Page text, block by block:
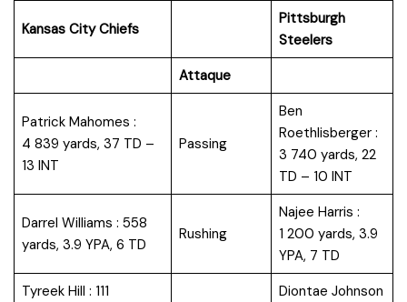
Kansas City Chiefs
Pittsburgh
Steelers
Attaque
Patrick Mahomes :
4 839 yards, 37 TD –
13 INT
Passing
Ben
Roethlisberger :
3 740 yards, 22
TD – 10 INT
Darrel Williams : 558
yards, 3.9 YPA, 6 TD
Rushing
Najee Harris :
1 200 yards, 3.9
YPA, 7 TD
Tyreek Hill : 111
Diontae Johnson